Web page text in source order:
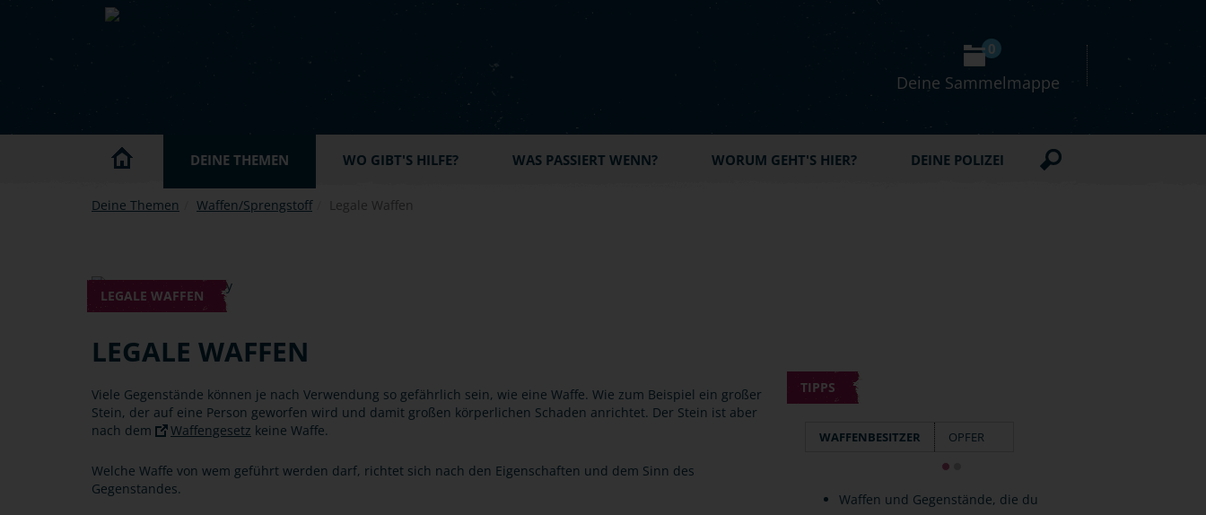
Skip to main content
Deine Sammelmappe
0
DEINE THEMEN WO GIBT'S HILFE? WAS PASSIERT WENN? WORUM GEHT'S HIER? DEINE POLIZEI
Deine Themen Waffen/Sprengstoff Legale Waffen
LEGALE WAFFEN
LEGALE WAFFEN
Viele Gegenstände können je nach Verwendung so gefährlich sein, wie eine Waffe. Wie zum Beispiel ein großer
Stein, der auf eine Person geworfen wird und damit großen körperlichen Schaden anrichtet. Der Stein ist aber
nach dem
Waffengesetz keine Waffe.
Welche Waffe von wem geführt werden darf, richtet sich nach den Eigenschaften und dem Sinn des
Gegenstandes.
TIPPS
WAFFENBESITZER OPFER
Waffen und Gegenstände, die du